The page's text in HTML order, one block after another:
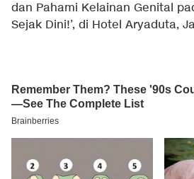
dan Pahami Kelainan Genital
Sejak Dini!’, di Hotel Aryaduta,